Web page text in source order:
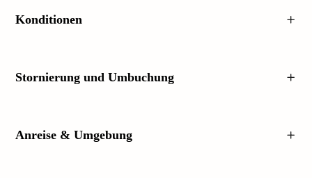
Konditionen
Stornierung und Umbuchung
Anreise & Umgebung